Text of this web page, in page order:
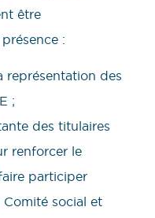
être
:
représentation des
;
des titulaires
renforcer le
participer
social et